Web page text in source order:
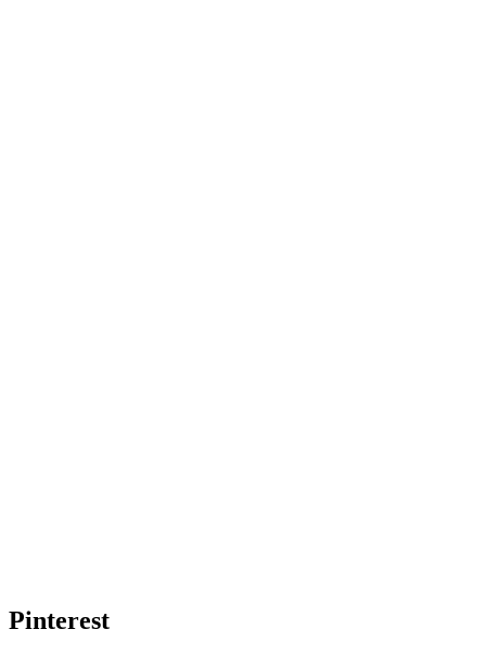
Pinterest